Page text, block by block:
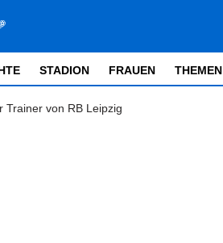
STADION FRAUEN THEMEN
Trainer von RB Leipzig